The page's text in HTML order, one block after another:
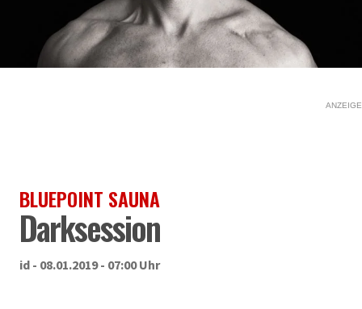
ANZEIGE
BLUEPOINT SAUNA
Darksession
id - 08.01.2019 - 07:00 Uhr